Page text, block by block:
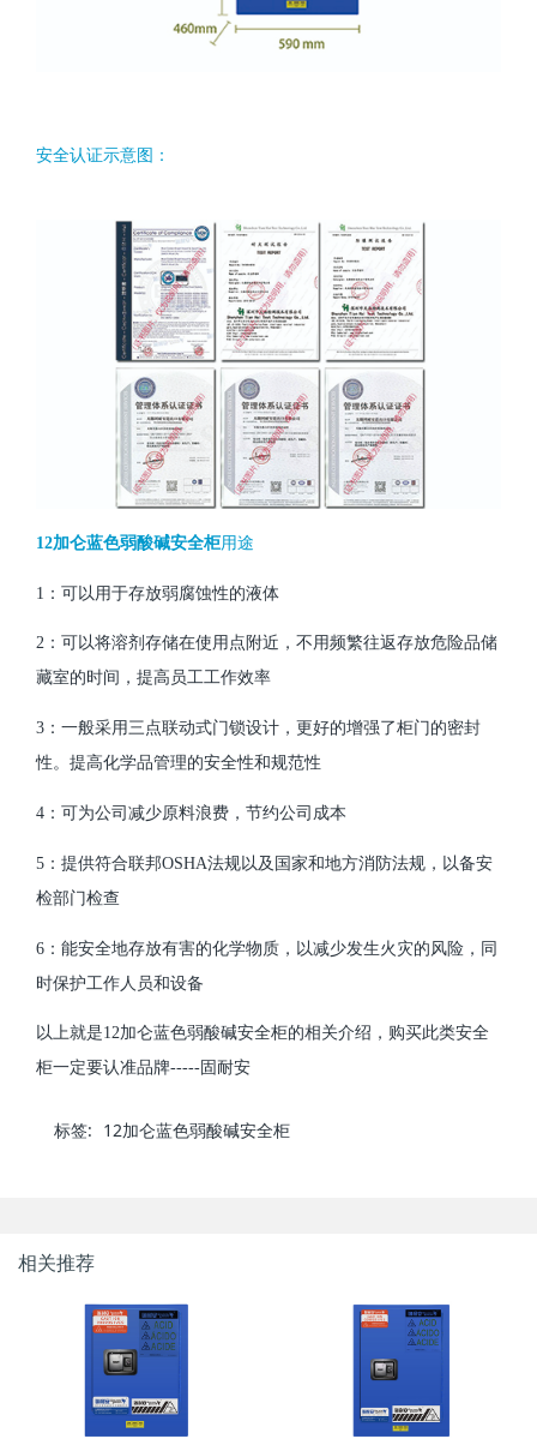
安全认证示意图：
12加仑蓝色弱酸碱安全柜用途
1：可以用于存放弱腐蚀性的液体
2：可以将溶剂存储在使用点附近，不用频繁往返存放危险品储
藏室的时间，提高员工工作效率
3：一般采用三点联动式门锁设计，更好的增强了柜门的密封
性。提高化学品管理的安全性和规范性
4：可为公司减少原料浪费，节约公司成本
5：提供符合联邦OSHA法规以及国家和地方消防法规，以备安
检部门检查
6：能安全地存放有害的化学物质，以减少发生火灾的风险，同
时保护工作人员和设备
以上就是12加仑蓝色弱酸碱安全柜的相关介绍，购买此类安全
柜一定要认准品牌-----固耐安
标签: 12加仑蓝色弱酸碱安全柜
相关推荐